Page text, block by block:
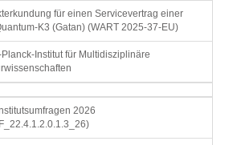
für einen Servicevertrag einer
K3 (Gatan) (WART 2025-37-EU)
Planck-Institut für Multidisziplinäre
2026